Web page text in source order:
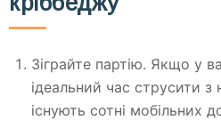
Зіграйте партію. Якщо у
ідеальний час струсити
існують сотні мобільних